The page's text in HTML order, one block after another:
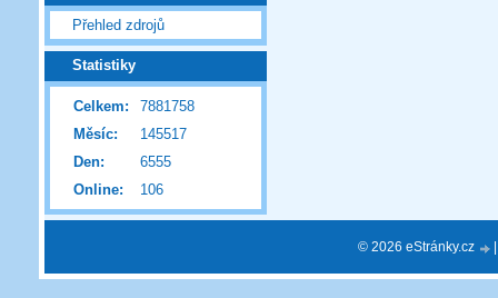
Přehled zdrojů
Statistiky
Online: 106
Celkem:
7881758
Měsíc:
145517
Den:
6555
© 2026 eStránky.cz